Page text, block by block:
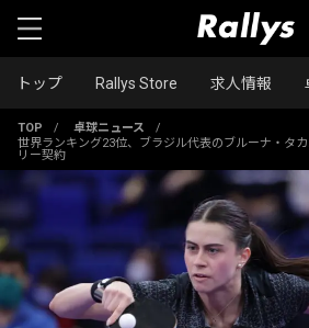
トップ Rallys Store 求人情報
TOP / 卓球ニュース
/
世界ランキング23位、ブラジル代表のブルーナ・タ
リー契約